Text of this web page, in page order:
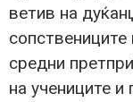
ветив на
средни
на учениците и